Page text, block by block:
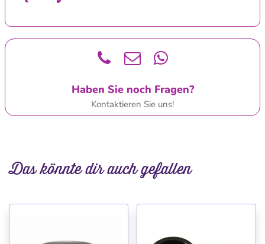
Haben Sie noch Fragen?
Kontaktieren Sie uns!
Das könnte dir auch gefallen